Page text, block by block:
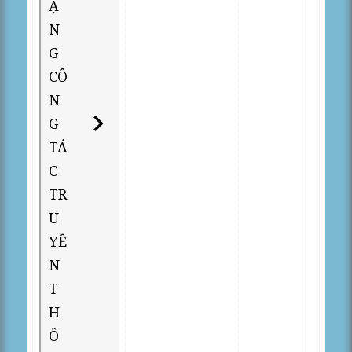
Ạ
N
G
CÔ
N
G
TÁ
C
TR
U
YỀ
N
T
H
Ô